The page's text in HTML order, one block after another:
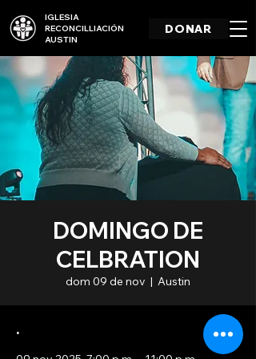
DONAR
IGLESIA
RECONCILLIACIÓN
AUSTIN
DOMINGO DE
CELBRATION
dom 09 de nov
  |
Austin
.